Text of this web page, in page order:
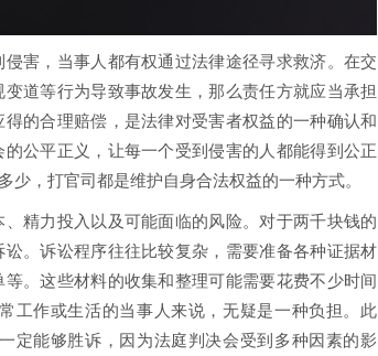
，当事人都有权通过法律途径寻求救济。在交
道等行为导致事故发生，那么责任方就应当承担
的合理赔偿，是法律对受害者权益的一种确认和
公平正义，让每一个受到侵害的人都能得到公正
，打官司都是维护自身合法权益的一种方式。
力投入以及可能面临的风险。对于两千块钱的
。诉讼程序往往比较复杂，需要准备各种证据材
。这些材料的收集和整理可能需要花费不少时间
工作或生活的当事人来说，无疑是一种负担。此
定能够胜诉，因为法庭判决会受到多种因素的影